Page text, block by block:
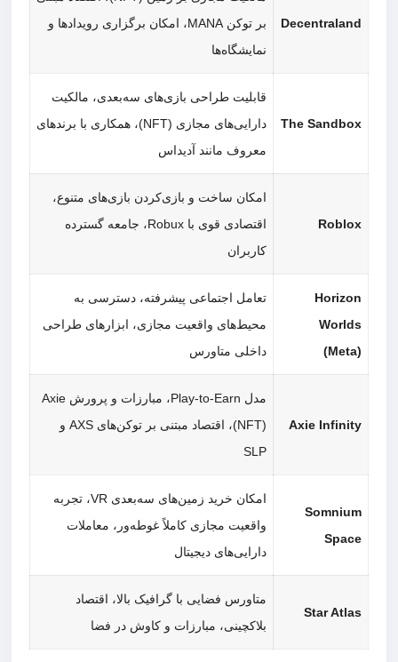
Decentraland
بر توکن MANA، امکان برگزاری رویدادها و
نمایشگاه‌ها
The Sandbox
قابلیت طراحی بازی‌های سه‌بعدی، مالکیت
دارایی‌های مجازی (NFT)، همکاری با برندهای
معروف مانند آدیداس
Roblox
امکان ساخت و بازی‌کردن بازی‌های متنوع،
اقتصادی قوی با Robux، جامعه گسترده
کاربران
Horizon
Worlds
(Meta)
تعامل اجتماعی پیشرفته، دسترسی به
محیط‌های واقعیت مجازی، ابزارهای طراحی
داخلی متاورس
Axie Infinity
مدل Play-to-Earn، مبارزات و پرورش Axie
(NFT)، اقتصاد مبتنی بر توکن‌های AXS و
SLP
Somnium
Space
امکان خرید زمین‌های سه‌بعدی VR، تجربه
واقعیت مجازی کاملاً غوطه‌ور، معاملات
دارایی‌های دیجیتال
Star Atlas
متاورس فضایی با گرافیک بالا، اقتصاد
بلاکچینی، مبارزات و کاوش در فضا